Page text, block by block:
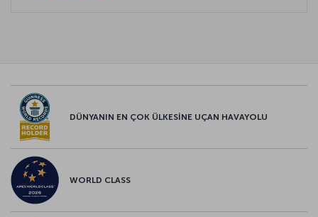
DÜNYANIN EN ÇOK ÜLKESİNE UÇAN HAVAYOLU
WORLD CLASS